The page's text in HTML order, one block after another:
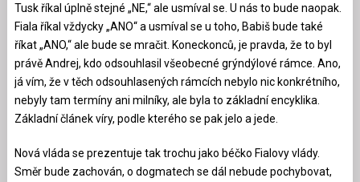
Tusk říkal úplně stejné „NE,“ ale usmíval se. U nás to bude naopak.
Fiala říkal vždycky „ANO“ a usmíval se u toho, Babiš bude také
říkat „ANO,“ ale bude se mračit. Koneckonců, je pravda, že to byl
právě Andrej, kdo odsouhlasil všeobecné grýndýlové rámce. Ano,
já vím, že v těch odsouhlasených rámcích nebylo nic konkrétního,
nebyly tam termíny ani milníky, ale byla to základní encyklika.
Základní článek víry, podle kterého se pak jelo a jede.
Nová vláda se prezentuje tak trochu jako béčko Fialovy vlády.
Směr bude zachován, o dogmatech se dál nebude pochybovat,